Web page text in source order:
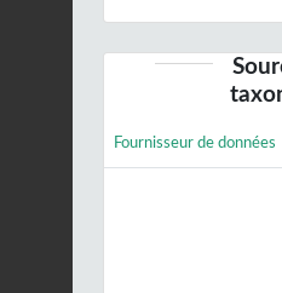
Fournisseur de données